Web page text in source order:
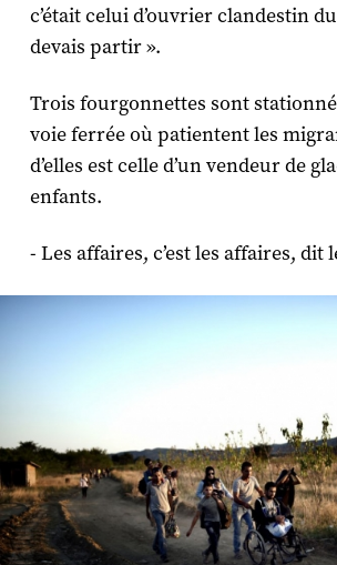
c’était celui d’ouvrier clandestin
devais partir ».
Trois fourgonnettes sont
voie ferrée où patientent les
d’elles est celle d’un vendeur de
enfants.
- Les affaires, c’est les affaires,